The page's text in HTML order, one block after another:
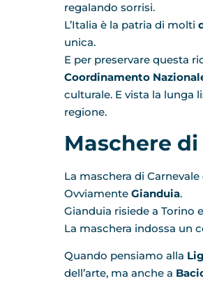
regalando sorrisi.
L’Italia è la patria di molti
unica.
E per preservare questa
Coordinamento
culturale. E vista la lunga
regione.
Maschere
La maschera di Carnevale
Ovviamente Gianduia.
Gianduia risiede a Torino
La maschera indossa un
Quando pensiamo alla
dell’arte, ma anche a